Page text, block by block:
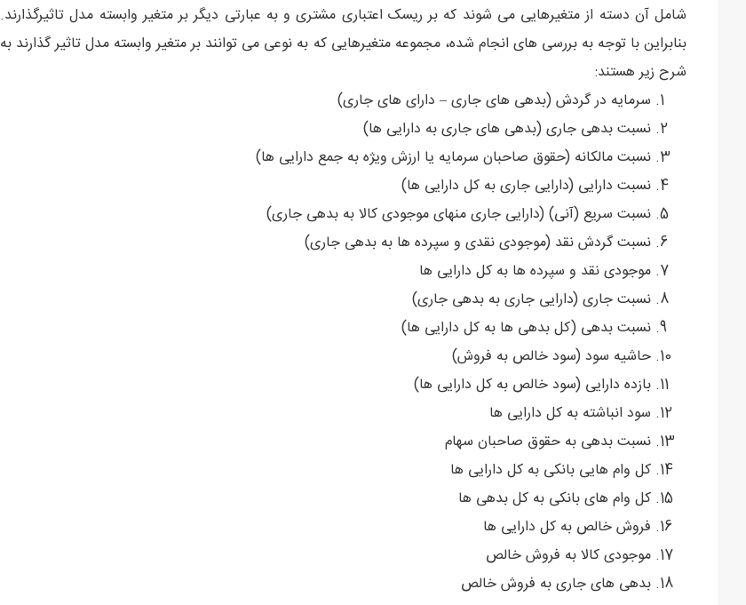
شامل آن دسته از متغیرهایی می شوند که بر ریسک اعتباری مشتری و به عبارتی دیگر بر متغیر وابسته مدل تاثیرگذارند.
بنابراین با توجه به بررسی های انجام شده، مجموعه متغیرهایی که به نوعی می توانند بر متغیر وابسته مدل تاثیر گذارند به
شرح زیر هستند:
سرمایه در گردش (بدهی های جاری – دارای های جاری)
نسبت بدهی جاری (بدهی های جاری به دارایی ها)
نسبت مالکانه (حقوق صاحبان سرمایه یا ارزش ویژه به جمع دارایی ها)
نسبت دارایی (دارایی جاری به کل دارایی ها)
نسبت سریع (آنی) (دارایی جاری منهای موجودی کالا به بدهی جاری)
نسبت گردش نقد (موجودی نقدی و سپرده ها به بدهی جاری)
موجودی نقد و سپرده ها به کل دارایی ها
نسبت جاری (دارایی جاری به بدهی جاری)
نسبت بدهی (کل بدهی ها به کل دارایی ها)
حاشیه سود (سود خالص به فروش)
بازده دارایی (سود خالص به کل دارایی ها)
سود انباشته به کل دارایی ها
نسبت بدهی به حقوق صاحبان سهام
کل وام هایی بانکی به کل دارایی ها
کل وام های بانکی به کل بدهی ها
فروش خالص به کل دارایی ها
موجودی کالا به فروش خالص
بدهی های جاری به فروش خالص